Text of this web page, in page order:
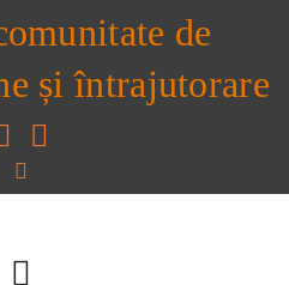
de
și întrajutorare